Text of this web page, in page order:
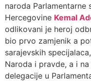
naroda Parlamentarne
Hercegovine Kemal
odlikovani je heroj
bio prvo zamjenik a
sarajevskih
Naroda i pravde, a i
delegacije u